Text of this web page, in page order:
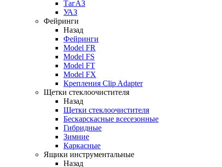
ТагАЗ
УАЗ
Фейринги
Назад
Фейринги
Model FR
Model FS
Model FT
Model FX
Крепления Clip Adapter
Щетки стеклоочистителя
Назад
Щетки стеклоочистителя
Бескарскасные всесезонные
Гибридные
Зимние
Каркасные
Ящики инструментальные
Назад